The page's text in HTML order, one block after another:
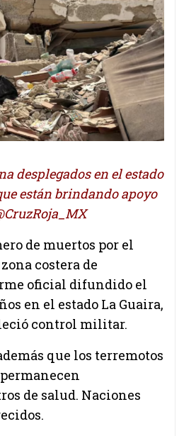
desplegados en el estado
están brindando apoyo
de muertos por el
costera de
oficial difundido el
en el estado La Guaira,
control militar.
que los terremotos
de salud. Naciones